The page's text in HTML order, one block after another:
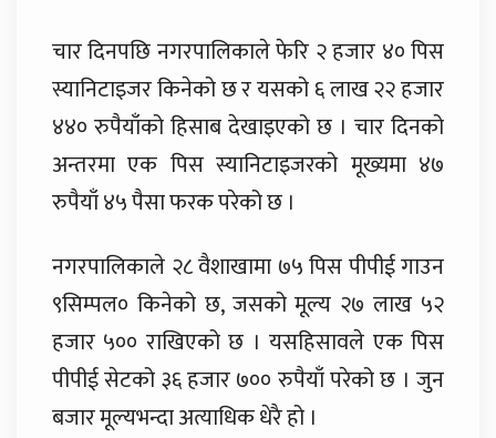
चार दिनपछि नगरपालिकाले फेरि २ हजार ४० पिस
स्यानिटाइजर किनेको छ र यसको ६ लाख २२ हजार
४४० रुपैयाँको हिसाब देखाइएको छ । चार दिनको
अन्तरमा एक पिस स्यानिटाइजरको मूख्यमा ४७
रुपैयाँ ४५ पैसा फरक परेको छ ।
नगरपालिकाले २८ वैशाखामा ७५ पिस पीपीई गाउन
९सिम्पल० किनेको छ, जसको मूल्य २७ लाख ५२
हजार ५०० राखिएको छ । यसहिसावले एक पिस
पीपीई सेटको ३६ हजार ७०० रुपैयाँ परेको छ । जुन
बजार मूल्यभन्दा अत्याधिक धेरै हो ।